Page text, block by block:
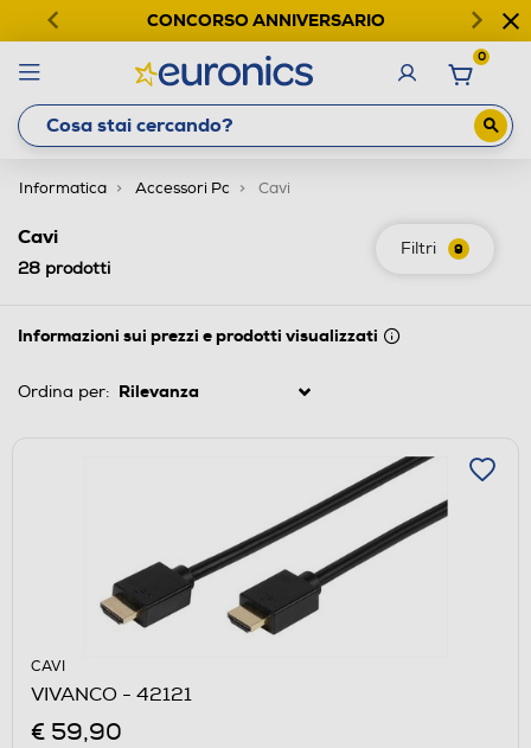
CONCORSO ANNIVERSARIO
0
Informatica Accessori Pc Cavi
Filtri 9
Cavi
28 prodotti
Informazioni sui prezzi e prodotti visualizzati
Ordina per:
CAVI
VIVANCO - 42121
€ 59,90